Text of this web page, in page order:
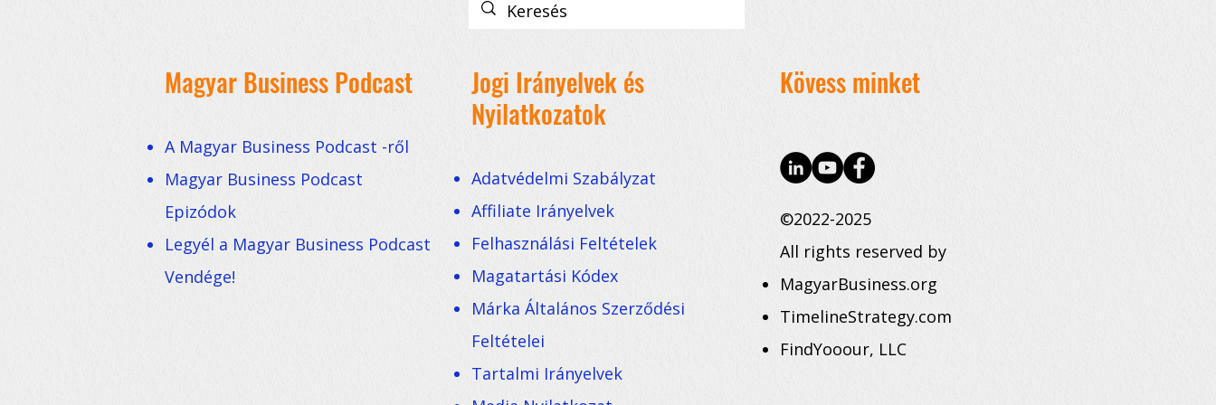
Magyar Business Podcast
A Magyar Business Podcast -ről
Magyar Business Podcast
Epizódok
Legyél a Magyar Business Podcast
Vendége!
Jogi Irányelvek és
Nyilatkozatok
Adatvédelmi Szabályzat
Affiliate Irányelvek
Felhasználási Feltételek
Magatartási Kódex
Márka Általános Szerződési
Feltételei
Tartalmi Irányelvek
Kövess minket
©2022-2025
All rights reserved by
MagyarBusiness.org
TimelineStrategy.com
FindYooour, LLC